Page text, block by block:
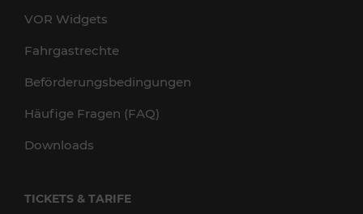
VOR Widgets
Fahrgastrechte
Beförderungsbedingungen
Häufige Fragen (FAQ)
Downloads
TICKETS & TARIFE